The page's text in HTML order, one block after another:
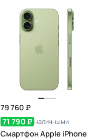
79 760 ₽
71 790 ₽ наличными
Смартфон Apple iPhone